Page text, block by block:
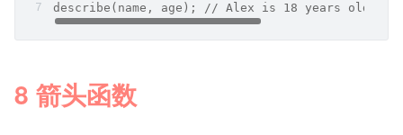
describe(name, age); // Alex is 18 years old.
8 箭头函数